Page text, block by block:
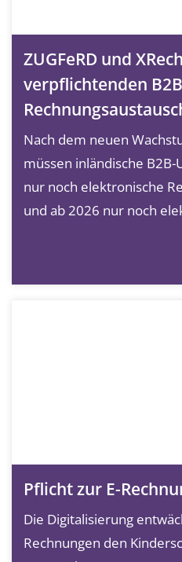
ZUGFeRD und
verpflichtenden
Nach dem neuen
müssen inländische
nur noch elektronische
und ab 2026 nur noch
Pflicht zur E-
Die Digitalisierung
Rechnungen den